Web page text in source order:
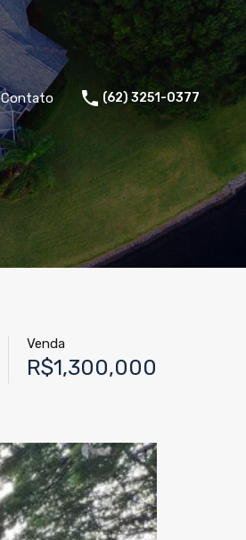
Contato (62) 3251-0377
Venda
R$1,300,000